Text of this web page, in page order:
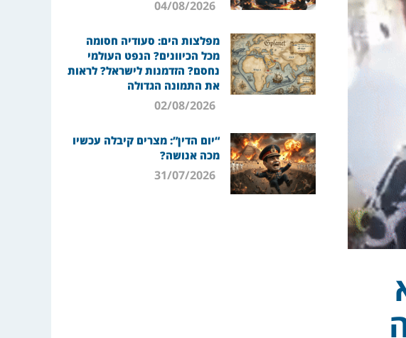
04/08/2026
מפלצות הים: סעודיה חסומה
מכל הכיוונים? הנפט העולמי
נחסם? הזדמנות לישראל? לראות
את התמונה הגדולה
02/08/2026
“יום הדין”: מצרים קיבלה עכשיו
מכה אנושה?
31/07/2026